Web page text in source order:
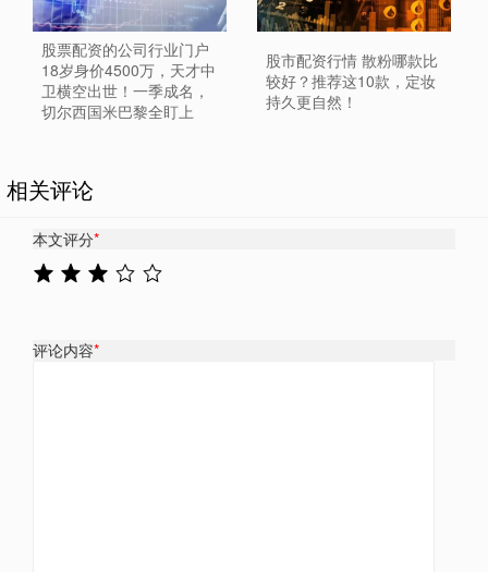
股票配资的公司行业门户
18岁身价4500万，天才中
卫横空出世！一季成名，
切尔西国米巴黎全盯上
股市配资行情 散粉哪款比
较好？推荐这10款，定妆
持久更自然！
相关评论
本文评分*
评论内容*